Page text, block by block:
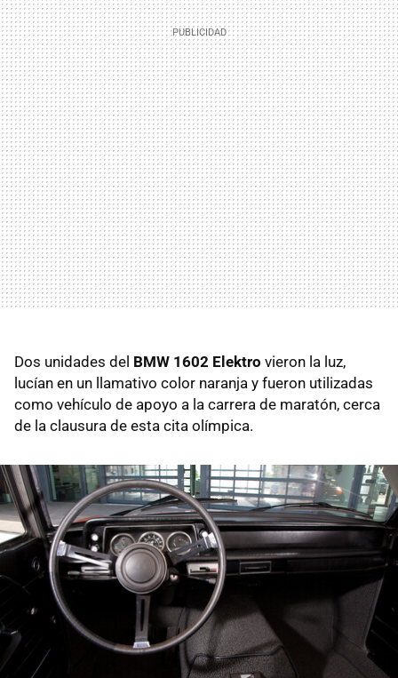
Dos unidades del BMW 1602 Elektro vieron la luz,
lucían en un llamativo color naranja y fueron utilizadas
como vehículo de apoyo a la carrera de maratón, cerca
de la clausura de esta cita olímpica.